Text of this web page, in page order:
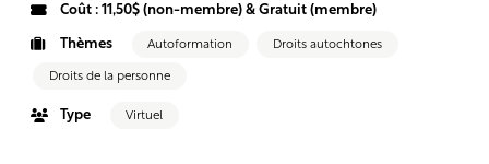
Coût : 11,50$ (non-membre) & Gratuit (membre)
Thèmes Autoformation Droits autochtones
Droits de la personne
Type Virtuel